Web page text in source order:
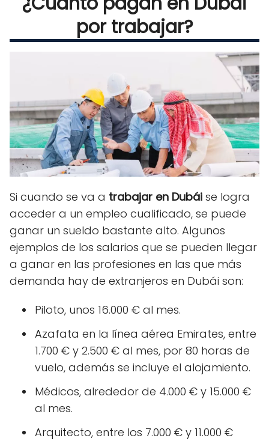
por trabajar?
Si cuando se va a trabajar en Dubái se logra
acceder a un empleo cualificado, se puede
ganar un sueldo bastante alto. Algunos
ejemplos de los salarios que se pueden llegar
a ganar en las profesiones en las que más
demanda hay de extranjeros en Dubái son:
Piloto, unos 16.000 € al mes.
Azafata en la línea aérea Emirates, entre
1.700 € y 2.500 € al mes, por 80 horas de
vuelo, además se incluye el alojamiento.
Médicos, alrededor de 4.000 € y 15.000 €
al mes.
Arquitecto, entre los 7.000 € y 11.000 €